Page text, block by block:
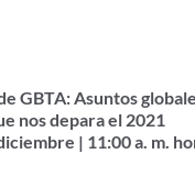
GBTA: Asuntos
nos depara el 2021
| 11:00 a. m.